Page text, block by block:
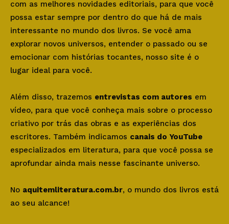
com as melhores novidades editoriais, para que você
possa estar sempre por dentro do que há de mais
interessante no mundo dos livros. Se você ama
explorar novos universos, entender o passado ou se
emocionar com histórias tocantes, nosso site é o
lugar ideal para você.
Além disso, trazemos entrevistas com autores em
vídeo, para que você conheça mais sobre o processo
criativo por trás das obras e as experiências dos
escritores. Também indicamos canais do YouTube
especializados em literatura, para que você possa se
aprofundar ainda mais nesse fascinante universo.
No aquitemliteratura.com.br, o mundo dos livros está
ao seu alcance!